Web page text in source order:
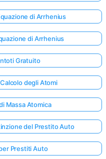
di Arrhenius
di Arrhenius
Gratuito
degli Atomi
Massa Atomica
del Prestito Auto
Prestiti Auto